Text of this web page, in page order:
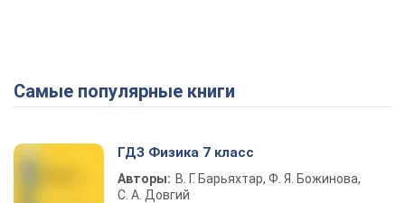
Самые популярные книги
ГДЗ Физика 7 класс
Авторы: В. Г. Барьяхтар, Ф. Я. Божинова,
С. А. Довгий